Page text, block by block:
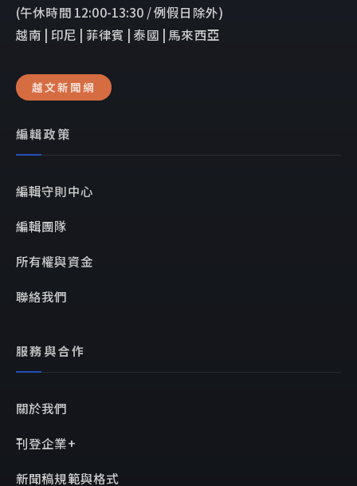
(午休時間 12:00-13:30 / 例假日除外)
越南 | 印尼 | 菲律賓 | 泰國 | 馬來西亞
越文新聞網
編輯政策
編輯守則中心
編輯團隊
所有權與資金
聯絡我們
服務與合作
關於我們
刊登企業+
新聞稿規範與格式